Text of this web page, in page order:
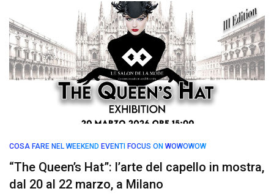
COSA FARE NEL WEEKEND EVENTI FOCUS ON WOWOWOW
“The Queen’s Hat”: l’arte del capello in mostra,
dal 20 al 22 marzo, a Milano